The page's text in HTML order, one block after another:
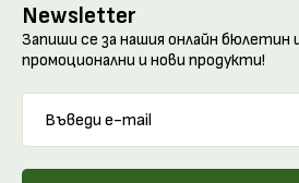
Newsletter
Запиши се за нашия онлайн бюлетин
промоционални и нови продукти!